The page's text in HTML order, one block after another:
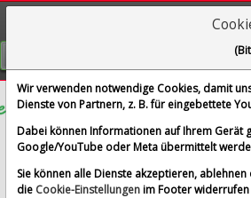
Six Flags
im Vergleich mit AIRBUS SE,
Alle Aktien entfernen
Standard-
Wir verwenden notwendige Cookies, damit
Dienste von Partnern, z. B. für eingebettete
Dabei können Informationen auf Ihrem Gerät
Google/YouTube oder Meta übermittelt
Sie können alle Dienste akzeptieren,
die Cookie-Einstellungenim Footer